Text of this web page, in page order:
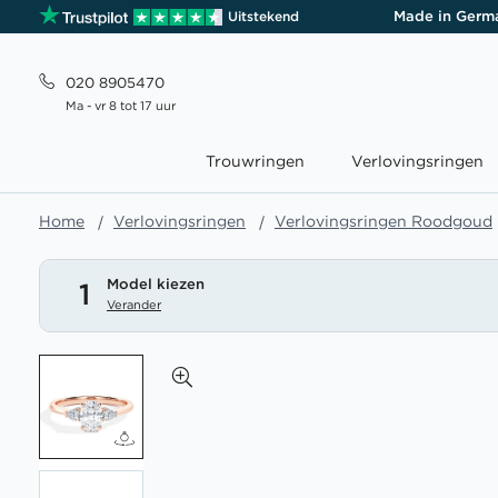
Uitstekend Made in
020 8905470
Ma - vr 8 tot 17 uur
Trouwringen Verlovingsringen
Home Verlovingsringen Verlovingsringen Roodgoud
1 Model kiezen
Verander
het
van